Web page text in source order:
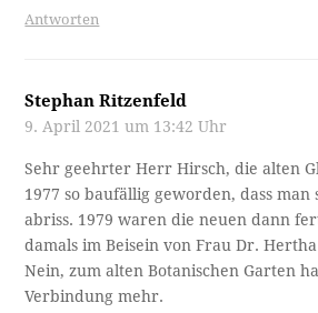
Antworten
Stephan Ritzenfeld
9. April 2021 um 13:42 Uhr
Sehr geehrter Herr Hirsch, die alten
1977 so baufällig geworden, dass man
abriss. 1979 waren die neuen dann
damals im Beisein von Frau Dr.
Nein, zum alten Botanischen Garten
Verbindung mehr.